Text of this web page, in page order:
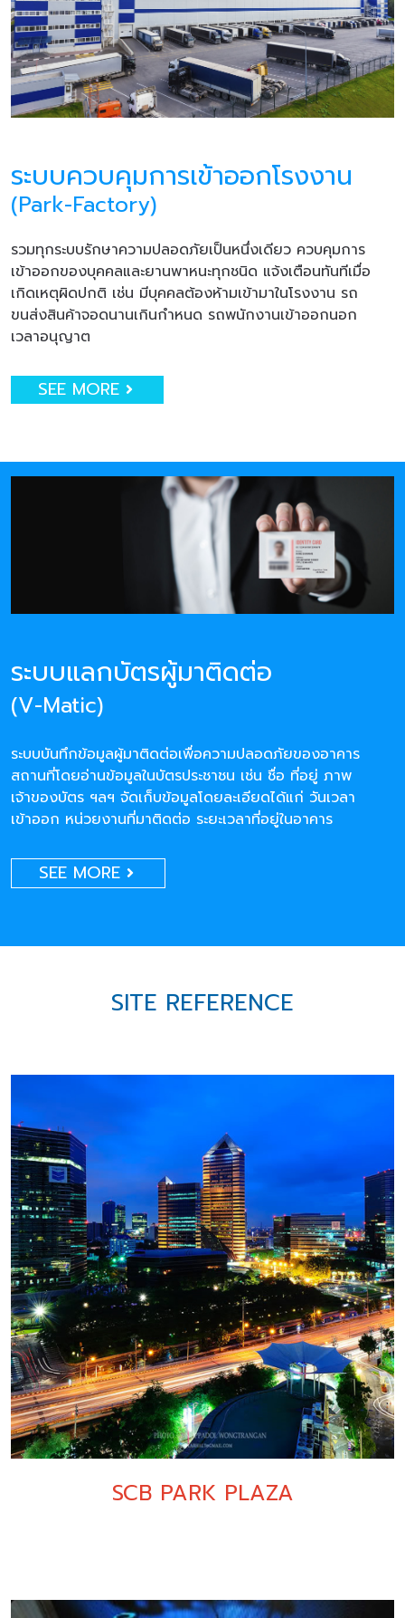
ระบบควบคุมการเข้าออกโรงงาน
(Park-Factory)
รวมทุกระบบรักษาความปลอดภัยเป็นหนึ่งเดียว ควบคุมการ
เข้าออกของบุคคลและยานพาหนะทุกชนิด แจ้งเตือนทันทีเมื่อ
เกิดเหตุผิดปกติ เช่น มีบุคคลต้องห้ามเข้ามาในโรงงาน รถ
ขนส่งสินค้าจอดนานเกินกำหนด รถพนักงานเข้าออกนอก
เวลาอนุญาต
SEE MORE
ระบบแลกบัตรผู้มาติดต่อ
(V-Matic)
ระบบบันทึกข้อมูลผู้มาติดต่อเพื่อความปลอดภัยของอาคาร
สถานที่โดยอ่านข้อมูลในบัตรประชาชน เช่น ชื่อ ที่อยู่ ภาพ
เจ้าของบัตร ฯลฯ จัดเก็บข้อมูลโดยละเอียดได้แก่ วันเวลา
เข้าออก หน่วยงานที่มาติดต่อ ระยะเวลาที่อยู่ในอาคาร
SEE MORE
SITE REFERENCE
SCB PARK PLAZA